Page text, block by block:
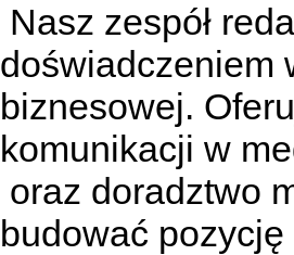
Nasz zespół
doświadczeniem
biznesowej.
komunikacji w
oraz doradztwo
budować pozycję